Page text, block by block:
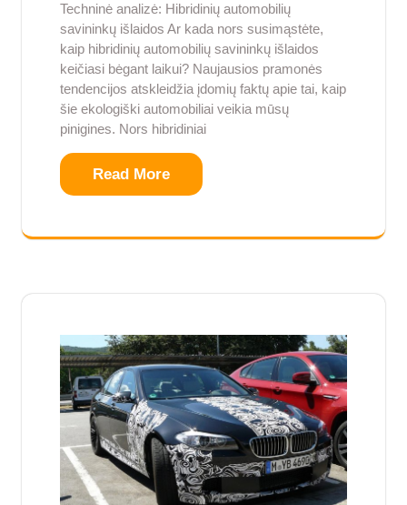
Techninė analizė: Hibridinių automobilių
savininkų išlaidos Ar kada nors susimąstėte,
kaip hibridinių automobilių savininkų išlaidos
keičiasi bėgant laikui? Naujausios pramonės
tendencijos atskleidžia įdomių faktų apie tai, kaip
šie ekologiški automobiliai veikia mūsų
pinigines. Nors hibridiniai
Read More